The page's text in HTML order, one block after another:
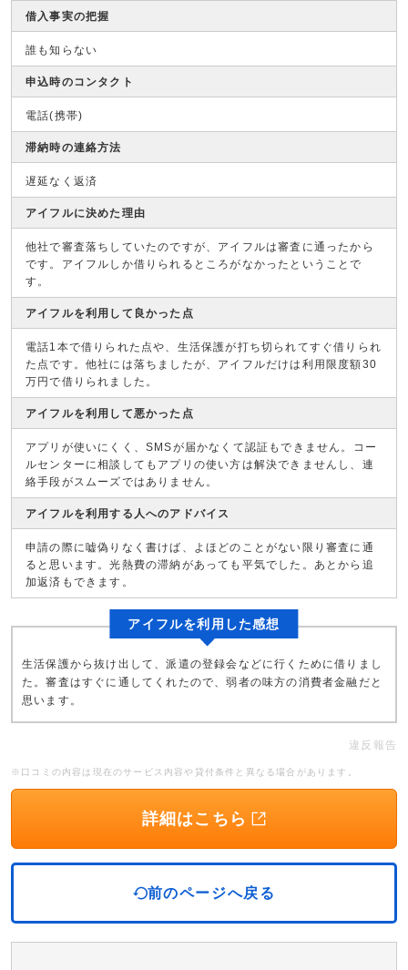
借入事実の把握
誰も知らない
申込時のコンタクト
電話(携帯)
滞納時の連絡方法
遅延なく返済
アイフルに決めた理由
他社で審査落ちしていたのですが、アイフルは審査に通ったから
です。アイフルしか借りられるところがなかったということで
す。
アイフルを利用して良かった点
電話1本で借りられた点や、生活保護が打ち切られてすぐ借りられ
た点です。他社には落ちましたが、アイフルだけは利用限度額30
万円で借りられました。
アイフルを利用して悪かった点
アプリが使いにくく、SMSが届かなくて認証もできません。コー
ルセンターに相談してもアプリの使い方は解決できませんし、連
絡手段がスムーズではありません。
アイフルを利用する人へのアドバイス
申請の際に嘘偽りなく書けば、よほどのことがない限り審査に通
ると思います。光熱費の滞納があっても平気でした。あとから追
加返済もできます。
アイフルを利用した感想
生活保護から抜け出して、派遣の登録会などに行くために借りまし
た。審査はすぐに通してくれたので、弱者の味方の消費者金融だと
思います。
違反報告
※口コミの内容は現在のサービス内容や貸付条件と異なる場合があります。
詳細はこちら
前のページへ戻る